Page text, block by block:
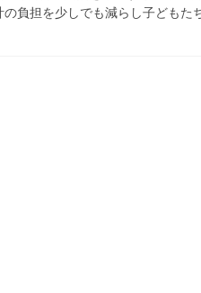
負担を少しでも減らし子どもた